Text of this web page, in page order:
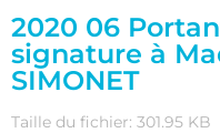
2020 06
signature à
SIMONET
Taille du fichier: 301.95 KB